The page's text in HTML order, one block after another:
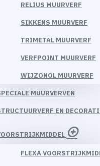
RELIUS MUURVERF
SIKKENS MUURVERF
TRIMETAL MUURVERF
VERFPOINT MUURVERF
WIJZONOL MUURVERF
MUURVERVEN
EN
FLEXA